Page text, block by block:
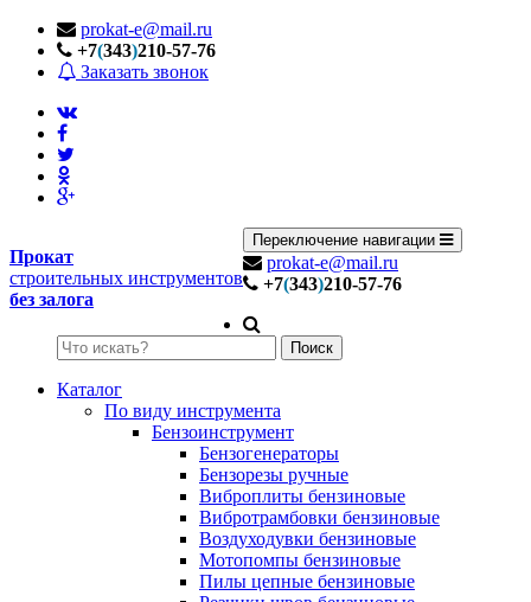
prokat-e@mail.ru
+7(343)210-57-76
Заказать звонок
Прокат
строительных инструментов
без залога
Переключение навигации
prokat-e@mail.ru
+7(343)210-57-76
Поиск
Каталог
По виду инструмента
Бензоинструмент
Бензогенераторы
Бензорезы ручные
Виброплиты бензиновые
Вибротрамбовки бензиновые
Воздуходувки бензиновые
Мотопомпы бензиновые
Пилы цепные бензиновые